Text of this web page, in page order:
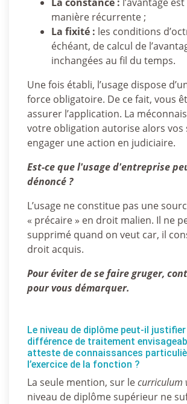
manière récurrente ;
La fixité : les conditions
échéant, de calcul de
inchangées au fil du temps.
Une fois établi, l’usage dispose
force obligatoire. De ce fait, vous
assurer l’application. La
votre obligation autorise alors vos
engager une action en judiciaire.
Est-ce que l'usage d'entreprise
dénoncé ?
L’usage ne constitue pas une
« précaire » en droit malien. Il ne
supprimé quand on veut car, il
droit acquis.
Pour éviter de se faire gruger,
pour vous démarquer.
Le niveau de diplôme peut-il justifier
différence de traitement
atteste de connaissances
l’exercice de la fonction ?
La seule mention, sur lecurriculum
niveau de diplôme supérieur ne